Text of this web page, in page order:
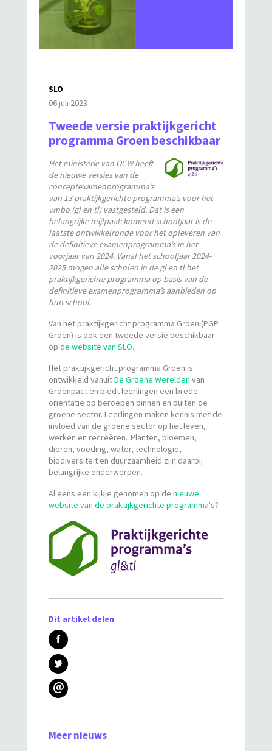
SLO
06 juli 2023
Tweede versie praktijkgericht
programma Groen beschikbaar
Het ministerie van OCW heeft
de nieuwe versies van de
conceptexamenprogramma’s
van 13 praktijkgerichte programma’s voor het
vmbo (gl en tl) vastgesteld. Dat is een
belangrijke mijlpaal: komend schooljaar is de
laatste ontwikkelronde voor het opleveren van
de definitieve examenprogramma’s in het
voorjaar van 2024. Vanaf het schooljaar 2024-
2025 mogen alle scholen in de gl en tl het
praktijkgerichte programma op basis van de
definitieve examenprogramma’s aanbieden op
hun school.
Van het praktijkgericht programma Groen (PGP
Groen) is ook een tweede versie beschikbaar
op de website van SLO.
Het praktijkgericht programma Groen is
ontwikkeld vanuitDe Groene Werelden van
Groenpact en biedt leerlingen een brede
oriëntatie op beroepen binnen en buiten de
groene sector. Leerlingen maken kennis met de
invloed van de groene sector op het leven,
werken en recreëren. Planten, bloemen,
dieren, voeding, water, technologie,
biodiversiteit en duurzaamheid zijn daarbij
belangrijke onderwerpen.
Al eens een kijkje genomen op de nieuwe
website van de praktijkgerichte programma's?
Dit artikel delen
@
Meer nieuws